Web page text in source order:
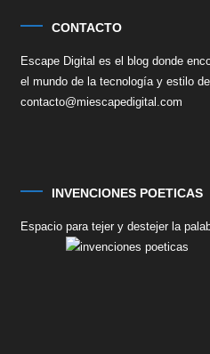
CONTACTO
Escape Digital es el blog donde
el mundo de la tecnología y estilo
contacto@miescapedigital.com
INVENCIONES POETICAS
Espacio para tejer y destejer la